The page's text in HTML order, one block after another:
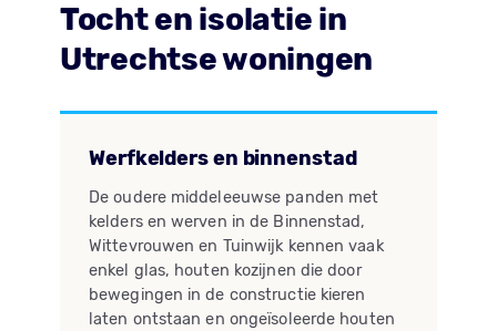
Tocht en isolatie in
Utrechtse woningen
Werfkelders en binnenstad
De oudere middeleeuwse panden met
kelders en werven in de Binnenstad,
Wittevrouwen en Tuinwijk kennen vaak
enkel glas, houten kozijnen die door
bewegingen in de constructie kieren
laten ontstaan en ongeïsoleerde houten